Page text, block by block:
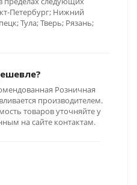
Петербург; Нижний
Тула; Тверь; Рязань;
Розничная
производителем.
товаров уточняйте у
на сайте контактам.